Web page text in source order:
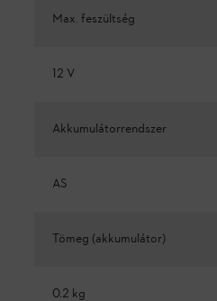
Max. feszültség
12 V
Akkumulátorrendszer
AS
Tömeg (akkumulátor)
0.2 kg